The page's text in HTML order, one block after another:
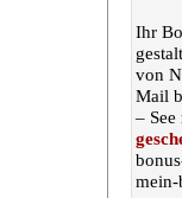
Ihr
von
Mail
– See
mein-